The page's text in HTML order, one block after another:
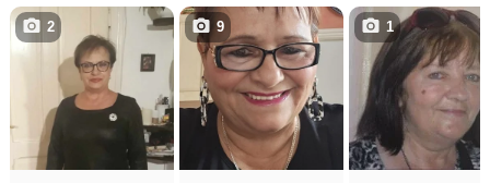
2 9 1